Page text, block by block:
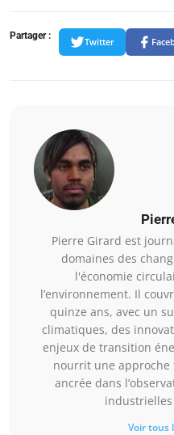
Partager :
Twitter
Pierre Girard est
domaines des
l'économie
l’environnement. Il
quinze ans, avec un
climatiques, des
enjeux de transition
nourrit une approche
ancrée dans
Voir tous